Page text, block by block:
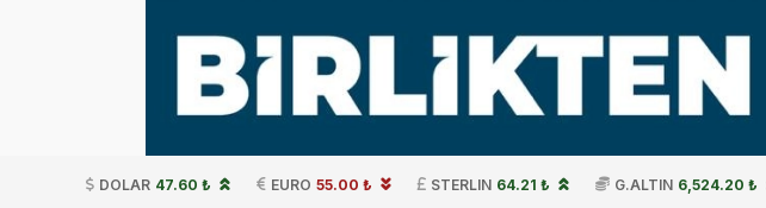
DOLAR 47.60 ₺ EURO 55.00 ₺ STERLIN 64.21 ₺ G.ALTIN 6,524.20 ₺